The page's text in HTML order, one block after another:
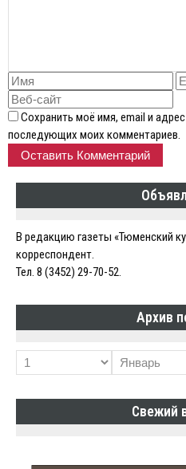
Сохранить моё имя, email и
последующих моих комментариев.
В редакцию газеты «Тюменский
корреспондент.
Тел. 8 (3452) 29-70-52.
Архив
Свежий